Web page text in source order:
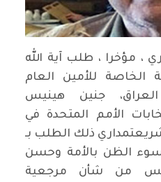
، مؤخرا ، طلب آية الله
الخاصة للأمين العام
جنين هينيس
الأمم المتحدة في
ذلك الطلب بـ
وسوء الظن بالأمة وحسن
من شأن مرجعية